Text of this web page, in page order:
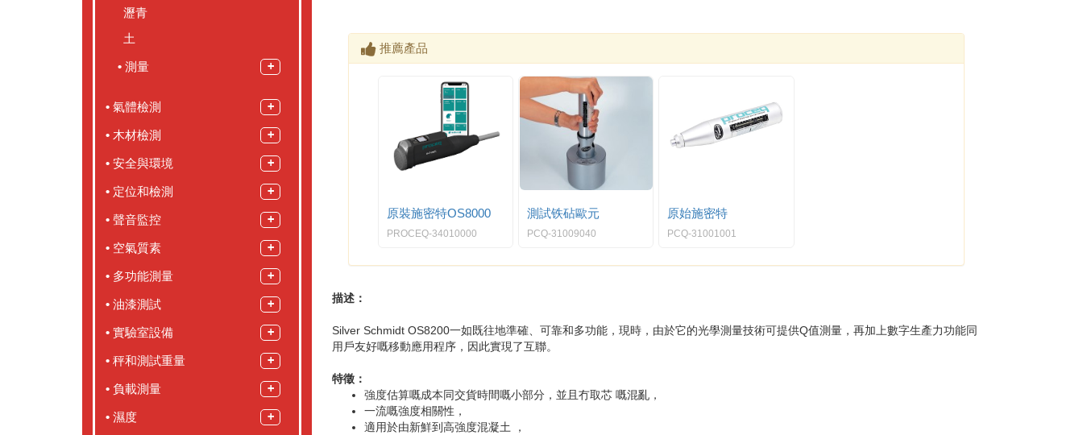
瀝青
土
測量
氣體檢測
木材檢測
安全與環境
定位和檢測
聲音監控
空氣質素
多功能測量
油漆測試
實驗室設備
秤和測試重量
負載測量
濕度
推薦產品
原裝施密特OS8000
PROCEQ-34010000
測試铁砧歐元
PCQ-31009040
原始施密特
PCQ-31001001
描述：
Silver Schmidt OS8200一如既往地準確、可靠和多功能，現時，由於它的光學測量技術可提供Q值測量，再加上數字生產力功能同
用戶友好嘅移動應用程序，因此實現了互聯。
特徵：
強度估算嘅成本同交貨時間嘅小部分，並且冇取芯 嘅混亂，
一流嘅強度相關性，
適用於由新鮮到高強度混凝土 ，